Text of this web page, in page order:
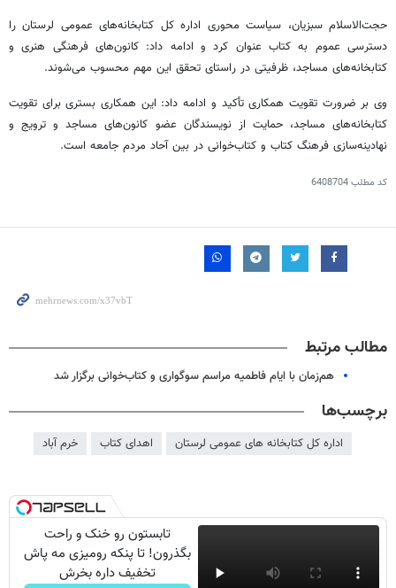
حجت‌الاسلام سبزیان، سیاست محوری اداره کل کتابخانه‌های عمومی لرستان را
دسترسی عموم به کتاب عنوان کرد و ادامه داد: کانون‌های فرهنگی هنری و
کتابخانه‌های مساجد، ظرفیتی در راستای تحقق این مهم محسوب می‌شوند.
وی بر ضرورت تقویت همکاری تأکید و ادامه داد: این همکاری بستری برای تقویت
کتابخانه‌های مساجد، حمایت از نویسندگان عضو کانون‌های مساجد و ترویج و
نهادینه‌سازی فرهنگ کتاب و کتاب‌خوانی در بین آحاد مردم جامعه است.
کد مطلب6408704
مطالب مرتبط
هم‌زمان با ایام فاطمیه مراسم سوگواری و کتاب‌خوانی برگزار شد
برچسب‌ها
اداره کل کتابخانه های عمومی لرستان اهدای کتاب خرم آباد
تابستون رو خنک و راحت
بگذرون! تا پنکه رومیزی مه پاش
تخفیف داره بخرش